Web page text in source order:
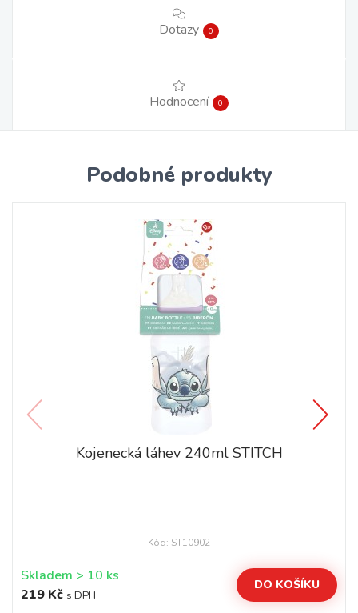
Dotazy 0
Hodnocení 0
Podobné produkty
Kojenecká láhev 240ml STITCH
Kód: ST10902
Skladem > 10 ks
219 Kč s DPH
DO KOŠÍKU